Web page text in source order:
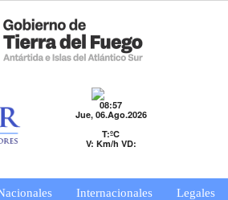
08:57
Jue, 06.Ago.2026
T:ºC
V: Km/h VD:
Internacionales Legales